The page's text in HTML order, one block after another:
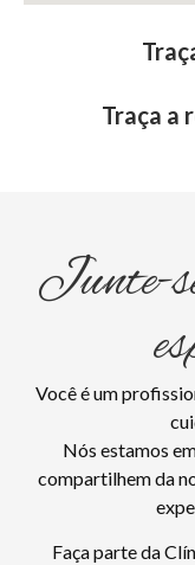
Traça a
Junte-
Você é um
Nós estamos
compartilhem da
Faça parte da